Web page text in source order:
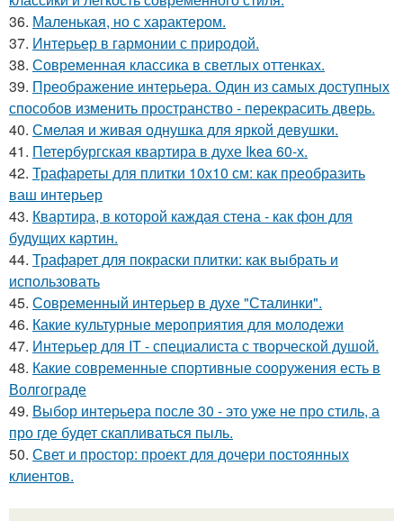
36. Маленькая, но с характером.
37. Интерьер в гармонии с природой.
38. Современная классика в светлых оттенках.
39. Преображение интерьера. Один из самых доступных
способов изменить пространство - перекрасить дверь.
40. Смелая и живая однушка для яркой девушки.
41. Петербургская квартира в духе Ikea 60-х.
42. Трафареты для плитки 10х10 см: как преобразить
ваш интерьер
43. Квартира, в которой каждая стена - как фон для
будущих картин.
44. Трафарет для покраски плитки: как выбрать и
использовать
45. Современный интерьер в духе "Сталинки".
46. Какие культурные мероприятия для молодежи
47. Интерьер для IT - специалиста с творческой душой.
48. Какие современные спортивные сооружения есть в
Волгограде
49. Выбор интерьера после 30 - это уже не про стиль, а
про где будет скапливаться пыль.
50. Свет и простор: проект для дочери постоянных
клиентов.